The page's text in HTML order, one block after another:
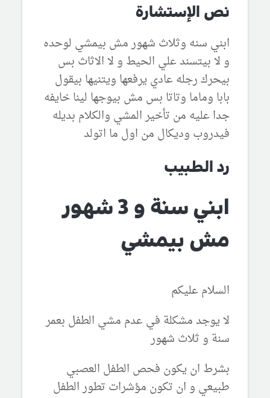
نص الإستشارة
ابني سنه وثلاث شهور مش بيمشي لوحده
و لا بيتسند علي الحيط و لا الاثاث بس
بيحرك رجله عادي يرفعها ويتنيها بيقول
بابا وماما وتاتا بس مش بيوجها لينا خايفه
جدا عليه من تأخير المشي والكلام بديله
فيدروب وديكال من اول ما اتولد
رد الطبيب
ابني سنة و 3 شهور
مش بيمشي
السلام عليكم
لا يوجد مشكلة في عدم مشي الطفل بعمر
سنة و ثلاث شهور
بشرط ان يكون فحص الطفل العصبي
طبيعي و ان تكون مؤشرات تطور الطفل